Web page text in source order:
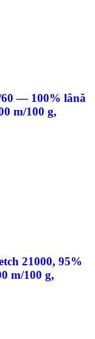
— 100% lână
m/100 g,
21000, 95%
m/100 g,